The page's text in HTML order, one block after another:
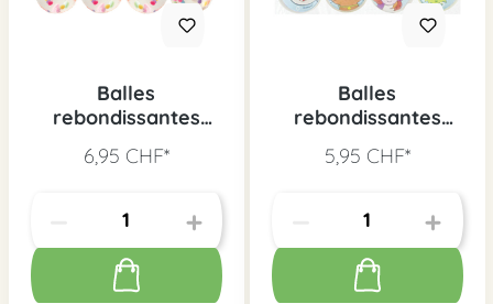
Balles
rebondissantes
6,95 CHF*
Balles
rebondissantes
pcs.
5,95 CHF*